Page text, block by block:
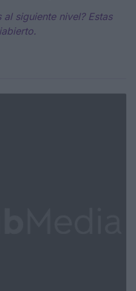
siguiente nivel? Estas